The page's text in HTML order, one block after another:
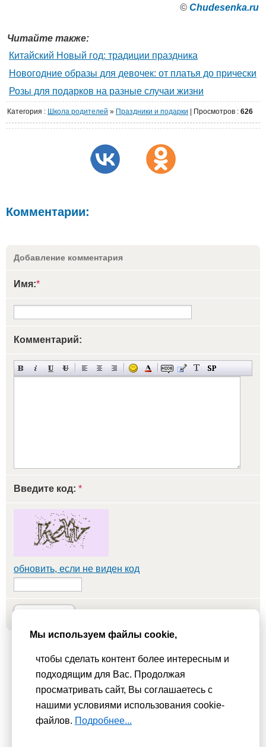
© Сhudesenka.ru
Читайте также:
Китайский Новый год: традиции праздника
Новогодние образы для девочек: от платья до прически
Розы для подарков на разные случаи жизни
Категория : Школа родителей » Праздники и подарки Просмотров : 626
Комментарии:
Добавление комментария
Имя:*
Комментарий:
Введите код: *
обновить, если не виден код
Мы используемcookie-файлыдля функционирования сайта. Если
Вас это не устраивает, пожалуйста, покиньте сайт.
конфиденциальности
При использовании материалов активная гиперссылка на
Сhudesenka.ru обязательна. © 2010 - 2026
Мы используем файлы cookie,
чтобы сделать контент более интересным и
подходящим для Вас. Продолжая
просматривать сайт, Вы соглашаетесь с
нашими условиями использования cookie-
файлов. Подробнее...